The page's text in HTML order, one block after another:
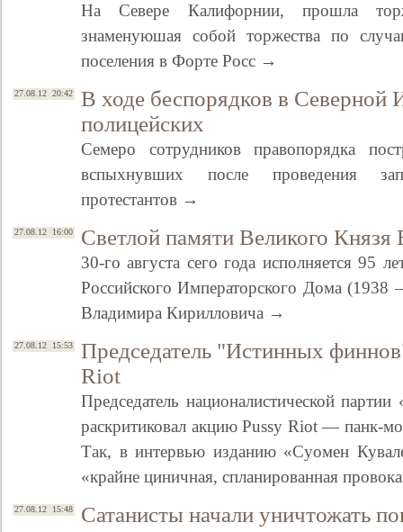
На Севере Калифорнии, прошла
знаменуюшая собой торжества по
поселения в Форте Росс →
27.08.12 20:42
В ходе беспорядков в Северной
полицейских
Семеро сотрудников правопорядка
вспыхнувших после проведения
протестантов →
27.08.12 16:00 Светлой памяти Великого
30-го августа сего года исполняется 95
Российского Императорского Дома (1938
Владимира Кирилловича →
27.08.12 15:53
Председатель "Истинных
Riot
Председатель националистической
раскритиковал акцию Pussy Riot — панк-
Так, в интервью изданию «Суомен
«крайне циничная, спланированная
27.08.12 15:48 Сатанисты начали уничтожать